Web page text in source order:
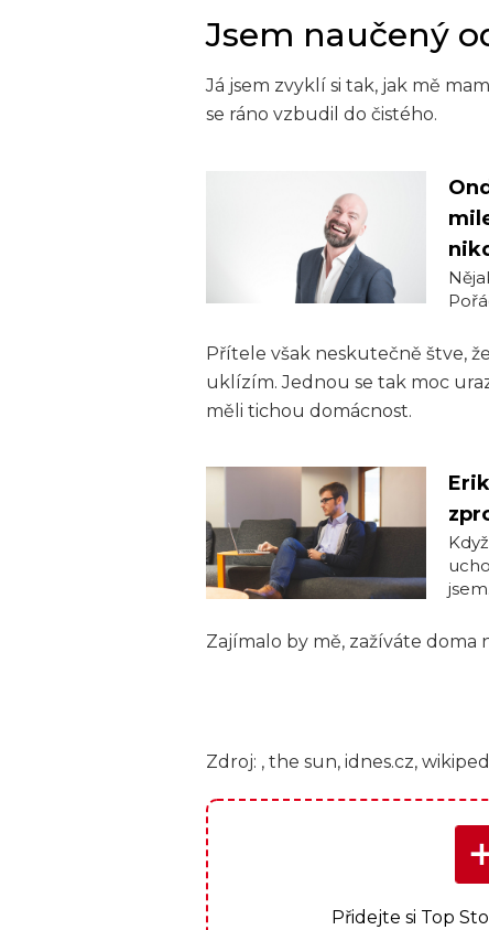
Jsem naučený
Já jsem zvyklí si tak, jak mě
se ráno vzbudil do čistého.
Přítele však neskutečně štve,
uklízím. Jednou se tak moc
měli tichou domácnost.
Zajímalo by mě, zažíváte doma
Zdroj: , the sun, idnes.cz,
Přidejte si Top